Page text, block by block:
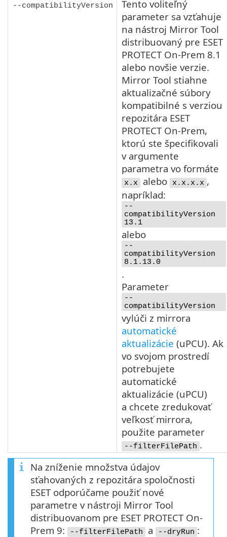
--compatibilityVersion
Tento voliteľný
parameter sa vzťahuje
na nástroj Mirror Tool
distribuovaný pre ESET
PROTECT On-Prem 8.1
alebo novšie verzie.
Mirror Tool stiahne
aktualizačné súbory
kompatibilné s verziou
repozitára ESET
PROTECT On-Prem,
ktorú ste špecifikovali
v argumente
parametra vo formáte
x.x alebo x.x.x.x ,
napríklad:
--
compatibilityVersion
13.1
alebo
--
compatibilityVersion
8.1.13.0
.
Parameter
--
compatibilityVersion
vylúči z mirrora
automatické
aktualizácie (uPCU). Ak
vo svojom prostredí
potrebujete
automatické
aktualizácie (uPCU)
a chcete zredukovať
veľkosť mirrora,
použite parameter
--filterFilePath .
Na zníženie množstva údajov
sťahovaných z repozitára spoločnosti
ESET odporúčame použiť nové
parametre v nástroji Mirror Tool
distribuovanom pre ESET PROTECT On-
Prem 9:
--filterFilePath a --dryRun :